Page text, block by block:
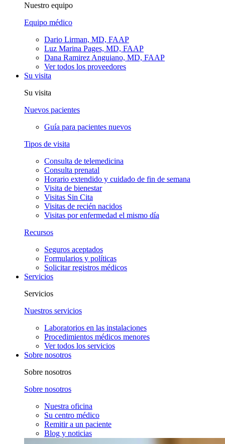
Nuestro equipo
Equipo médico
Dario Lirman, MD, FAAP
Luz Marina Pages, MD, FAAP
Dana Ramirez Anguiano, MD, FAAP
Ver todos los proveedores
Su visita
Su visita
Nuevos pacientes
Guía para pacientes nuevos
Tipos de visita
Consulta de telemedicina
Consulta prenatal
Horario extendido y cuidado de fin de semana
Visita de bienestar
Visitas Sin Cita
Visitas de recién nacidos
Visitas por enfermedad el mismo día
Recursos
Seguros aceptados
Formularios y políticas
Solicitar registros médicos
Servicios
Servicios
Nuestros servicios
Laboratorios en las instalaciones
Procedimientos médicos menores
Ver todos los servicios
Sobre nosotros
Sobre nosotros
Sobre nosotros
Nuestra oficina
Su centro médico
Remitir a un paciente
Blog y noticias